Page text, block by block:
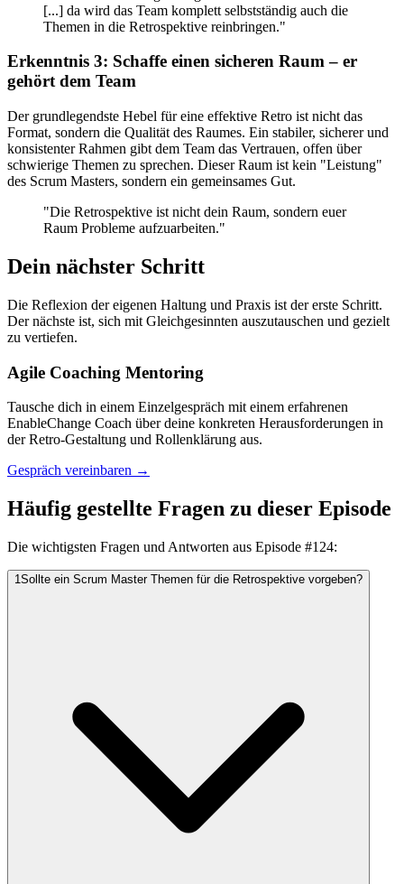
[...] da wird das Team komplett selbstständig auch die
Themen in die Retrospektive reinbringen."
Erkenntnis 3: Schaffe einen sicheren Raum – er
gehört dem Team
Der grundlegendste Hebel für eine effektive Retro ist nicht das
Format, sondern die Qualität des Raumes. Ein stabiler, sicherer und
konsistenter Rahmen gibt dem Team das Vertrauen, offen über
schwierige Themen zu sprechen. Dieser Raum ist kein "Leistung"
des Scrum Masters, sondern ein gemeinsames Gut.
"Die Retrospektive ist nicht dein Raum, sondern euer
Raum Probleme aufzuarbeiten."
Dein nächster Schritt
Die Reflexion der eigenen Haltung und Praxis ist der erste Schritt.
Der nächste ist, sich mit Gleichgesinnten auszutauschen und gezielt
zu vertiefen.
Agile Coaching Mentoring
Tausche dich in einem Einzelgespräch mit einem erfahrenen
EnableChange Coach über deine konkreten Herausforderungen in
der Retro-Gestaltung und Rollenklärung aus.
Gespräch vereinbaren →
Häufig gestellte Fragen zu dieser Episode
Die wichtigsten Fragen und Antworten aus Episode #124:
1Sollte ein Scrum Master Themen für die Retrospektive vorgeben?